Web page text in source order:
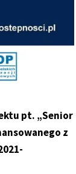
pt. „Senior
z